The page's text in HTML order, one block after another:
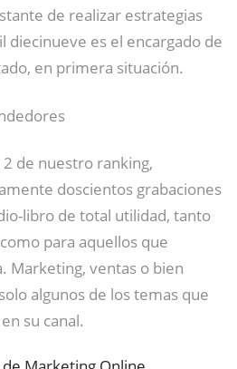
de realizar estrategias
diecinueve es el encargado de
en primera situación.
de nuestro ranking,
doscientos grabaciones
libro de total utilidad, tanto
para aquellos que
Marketing, ventas o bien
algunos de los temas que
su canal.